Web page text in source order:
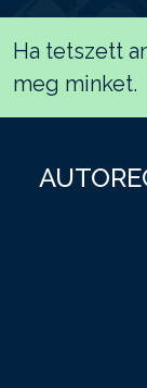
Ha tetszett
meg minket.